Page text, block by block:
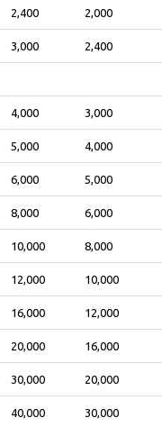
2,400 2,000
3,000 2,400
4,000 3,000
5,000 4,000
6,000 5,000
8,000 6,000
10,000 8,000
12,000 10,000
16,000 12,000
20,000 16,000
30,000 20,000
40,000 30,000